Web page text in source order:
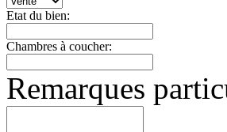
Etat du bien:
Chambres à coucher:
Remarques